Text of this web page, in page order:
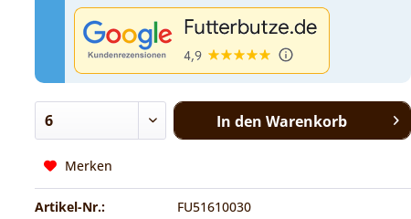
In den Warenkorb
Merken
Artikel-Nr.:
FU51610030